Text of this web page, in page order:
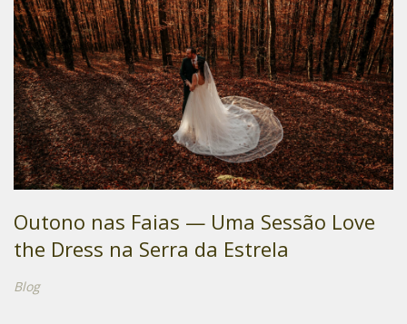
Outono nas Faias — Uma Sessão Love
the Dress na Serra da Estrela
Blog